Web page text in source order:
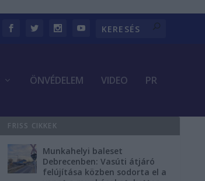
ÖNVÉDELEM VIDEO PR
FRISS CIKKEK
Munkahelyi baleset
Debrecenben: Vasúti átjáró
felújítása közben sodorta el a